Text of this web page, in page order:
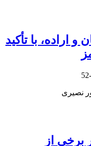
اراده، با تأکید
نصیری
برخی از